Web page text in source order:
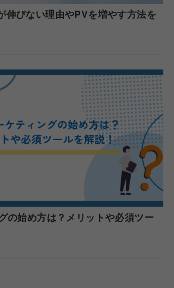
伸びない理由やPVを増やす方法を
の始め方は？メリットや必須ツー